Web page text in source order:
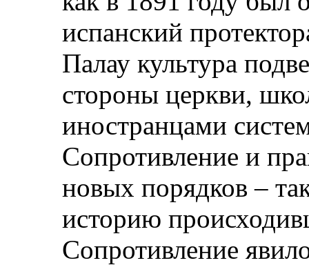
испанский
Палау культура
стороны церкви,
иностранцами
Сопротивление и
новых порядков –
историю
Сопротивление